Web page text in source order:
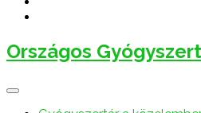
Országos